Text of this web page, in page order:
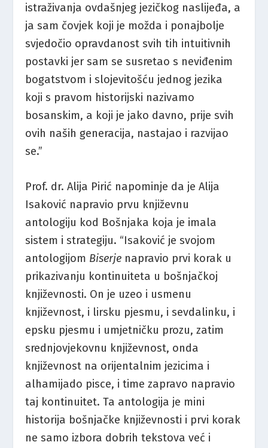
istraživanja ovdašnjeg jezičkog naslijeđa, a
ja sam čovjek koji je možda i ponajbolje
svjedočio opravdanost svih tih intuitivnih
postavki jer sam se susretao s neviđenim
bogatstvom i slojevitošću jednog jezika
koji s pravom historijski nazivamo
bosanskim, a koji je jako davno, prije svih
ovih naših generacija, nastajao i razvijao
se.”
Prof. dr. Alija Pirić napominje da je Alija
Isaković napravio prvu književnu
antologiju kod Bošnjaka koja je imala
sistem i strategiju. “Isaković je svojom
antologijom Biserje napravio prvi korak u
prikazivanju kontinuiteta u bošnjačkoj
književnosti. On je uzeo i usmenu
književnost, i lirsku pjesmu, i sevdalinku, i
epsku pjesmu i umjetničku prozu, zatim
srednjovjekovnu književnost, onda
književnost na orijentalnim jezicima i
alhamijado pisce, i time zapravo napravio
taj kontinuitet. Ta antologija je mini
historija bošnjačke književnosti i prvi korak
ne samo izbora dobrih tekstova već i